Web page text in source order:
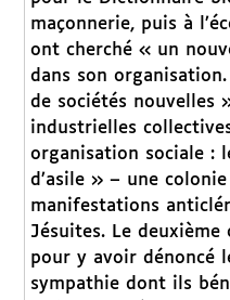
maçonnerie, puis à
ont cherché « un
dans son
de sociétés nouvelles
industrielles
organisation sociale :
d’asile » – une
manifestations
Jésuites. Le
pour y avoir dénoncé
sympathie dont ils